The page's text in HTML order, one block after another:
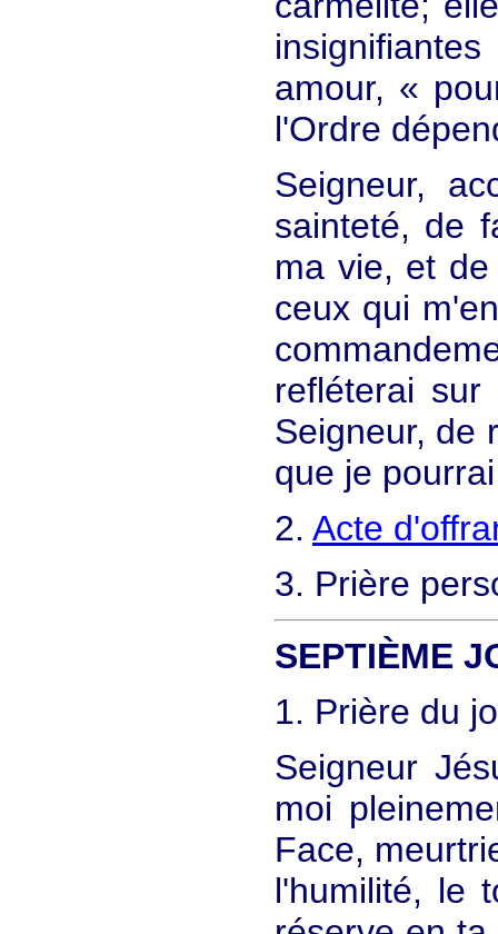
amour, «
l'Ordre
Seigneur,
sainteté, de
ma vie, et
ceux qui
refléterai
Seigneur, de
que je
2. Acte
3. Prière
SEPTIÈME
1. Prière du
Seigneur
moi
Face,
l'humilité, le